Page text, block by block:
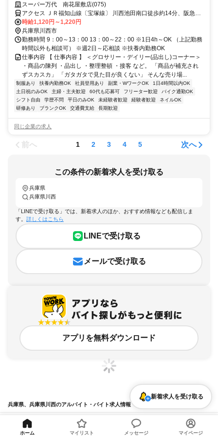
OK！自由シフトで働きやすさ◎
スーパー万代 南花屋敷店(075)
アクセス ＪＲ福知山線〔宝塚線〕 川西池田南口徒歩約14分、阪急宝
塚本線 雲雀丘花屋敷西口徒歩約16分、能勢電鉄妙見線 川西能勢口西
口徒歩約20分
時給1,120円～1,220円
兵庫県川西市
勤務時間 9：00～13：00 13：00～22：00 ※1日4h～OK （上記勤務
時間以外も相談可） ※週2日～応相談 ※扶養内勤務OK
仕事内容 【 仕事内容 】 ＜グロサリー・デイリー(品出し)コーナー＞
・商品の陳列 ・品出し ・整理整頓 ・接客 など。 「商品が補充され
ずスカスカ」 「ガタガタで見た目が良くない」 そんな売り場...
制服あり 扶養内勤務OK 社員登用あり 副業・WワークOK
1日4時間以内OK
土日祝のみOK
主婦・主夫歓迎 60代も応募可 フリーター歓迎
バイク通勤OK
シフト自由
学歴不問 平日のみOK 未経験者歓迎 経験者歓迎
ネイルOK
研修あり
ブランクOK 交通費支給 長期歓迎
同じ企業の求人
前へ 1 2 3 4 5 次へ
この条件の新着求人を受け取る
兵庫県
兵庫県川西
「LINEで受け取る」では、新着求人のほか、おすすめ情報なども配信しま
す。 詳しくはこちら
LINEで受け取る
メールで受け取る
アプリを無料ダウンロード
兵庫県、兵庫県川西のアルバイト・バイト求人情報
求人の詳細を表示
新着求人を受け取る
ホーム マイリスト メッセージ マイページ